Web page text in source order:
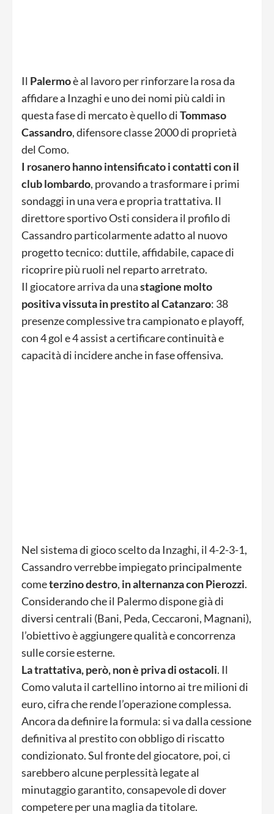
Il Palermoè al lavoro per rinforzare la rosa da
affidare a Inzaghi e uno dei nomi più caldi in
questa fase di mercato è quello diTommaso
Cassandro, difensore classe 2000 di proprietà
del Como.
I rosanero hanno intensificato i contatti con il
club lombardo, provando a trasformare i primi
sondaggi in una vera e propria trattativa. Il
direttore sportivo Osti considera il profilo di
Cassandro particolarmente adatto al nuovo
progetto tecnico: duttile, affidabile, capace di
ricoprire più ruoli nel reparto arretrato.
Il giocatore arriva da unastagione molto
positiva vissuta in prestito al Catanzaro: 38
presenze complessive tra campionato e playoff,
con 4 gol e 4 assist a certificare continuità e
capacità di incidere anche in fase offensiva.
Nel sistema di gioco scelto da Inzaghi, il 4-2-3-1,
Cassandro verrebbe impiegato principalmente
cometerzino destro, in alternanza con Pierozzi.
Considerando che il Palermo dispone già di
diversi centrali (Bani, Peda, Ceccaroni, Magnani),
l’obiettivo è aggiungere qualità e concorrenza
sulle corsie esterne.
La trattativa, però, non è priva di ostacoli. Il
Como valuta il cartellino intorno ai tre milioni di
euro, cifra che rende l’operazione complessa.
Ancora da definire la formula: si va dalla cessione
definitiva al prestito con obbligo di riscatto
condizionato. Sul fronte del giocatore, poi, ci
sarebbero alcune perplessità legate al
minutaggio garantito, consapevole di dover
competere per una maglia da titolare.